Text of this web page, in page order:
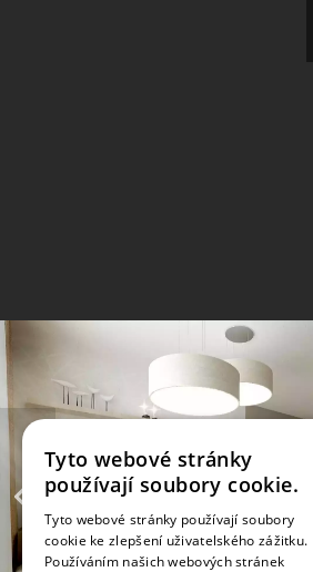
Tyto webové stránky
používají soubory cookie.
Tyto webové stránky používají soubory
cookie ke zlepšení uživatelského zážitku.
Používáním našich webových stránek